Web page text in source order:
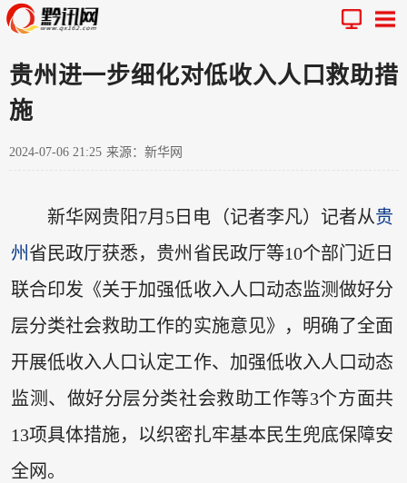
贵州进一步细化对低收入人口救助措
施
2024-07-06 21:25 来源：新华网
新华网贵阳7月5日电（记者李凡）记者从贵
州 省民政厅获悉，贵州省民政厅等10个部门近日
联合印发《关于加强低收入人口动态监测做好分
层分类社会救助工作的实施意见》，明确了全面
开展低收入人口认定工作、加强低收入人口动态
监测、做好分层分类社会救助工作等3个方面共
13项具体措施，以织密扎牢基本民生兜底保障安
全网。